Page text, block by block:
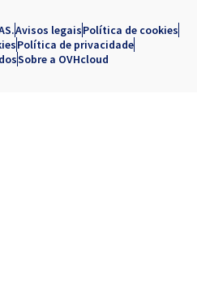
Avisos legaisPolítica de cookies
Política de privacidade
Sobre a OVHcloud